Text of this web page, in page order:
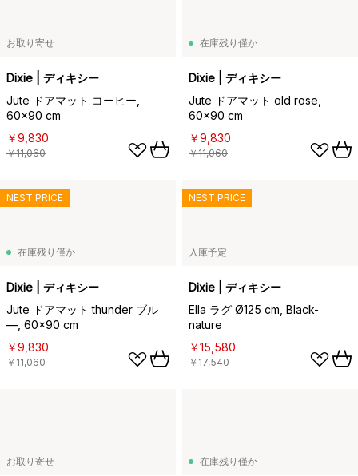
お取り寄せ
Dixie | ディキシー
Jute ドアマット コーヒー,
60x90 cm
￥9,830
￥11,060
在庫残り僅か
Dixie | ディキシー
Jute ドアマット old rose,
60x90 cm
￥9,830
￥11,060
在庫残り僅か
Dixie | ディキシー
Jute ドアマット thunder ブル
―, 60x90 cm
￥9,830
￥11,060
NEST PRICE
入庫予定
Dixie | ディキシー
Ella ラグ Ø125 cm, Black-
nature
￥15,580
￥17,540
NEST PRICE
お取り寄せ 在庫残り僅か